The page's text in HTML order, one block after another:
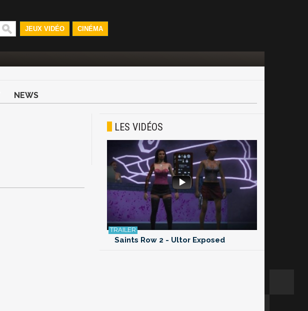
JEUX VIDÉO CINÉMA
NEWS
LES VIDÉOS
Saints Row 2 - Ultor Exposed